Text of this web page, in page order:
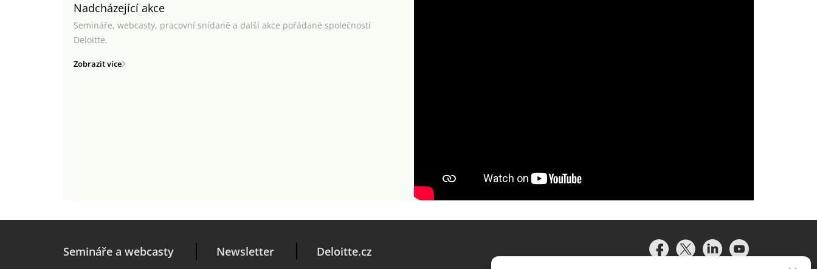
Nadcházející akce
Semináře, webcasty, pracovní snídaně a další akce pořádané společností
Deloitte.
Zobrazit více
Semináře a webcasty Newsletter Deloitte.cz